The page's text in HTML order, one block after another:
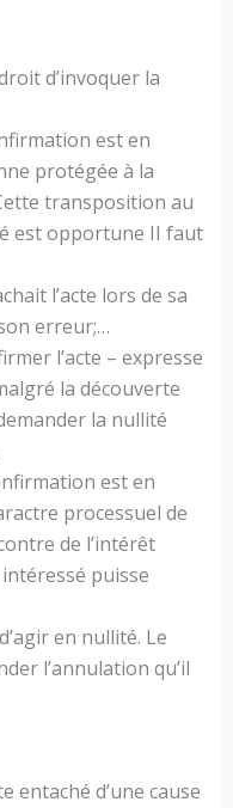
d’invoquer la
est en
protégée à la
transposition au
est opportune II faut
l’acte lors de sa
erreur;…
l’acte – expresse
la découverte
la nullité
est en
processuel de
de l’intérêt
puisse
en nullité. Le
l’annulation qu’il
entaché d’une cause